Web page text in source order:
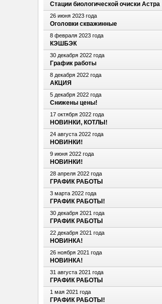
Стации биологической очиски Астра
26 июня 2023 года
Оголовки скважинные
8 февраля 2023 года
КЭШБЭК
30 декабря 2022 года
График работы
8 декабря 2022 года
АКЦИЯ
5 декабря 2022 года
Снижены цены!
17 октября 2022 года
НОВИНКИ, КОТЛЫ!
24 августа 2022 года
НОВИНКИ!
9 июня 2022 года
НОВИНКИ!
28 апреля 2022 года
ГРАФИК РАБОТЫ
3 марта 2022 года
ГРАФИК РАБОТЫ!
30 декабря 2021 года
ГРАФИК РАБОТЫ
22 декабря 2021 года
НОВИНКА!
26 ноября 2021 года
НОВИНКА!
31 августа 2021 года
ГРАФИК РАБОТЫ
1 мая 2021 года
ГРАФИК РАБОТЫ!